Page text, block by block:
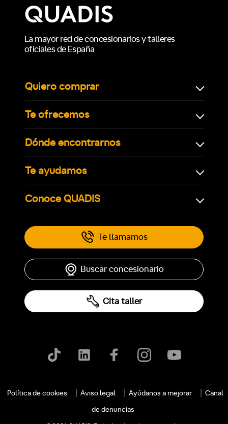
La mayor red de concesionarios y talleres
oficiales de España
Quiero comprar
Te ofrecemos
Dónde encontrarnos
Te ayudamos
Conoce QUADIS
Te llamamos
Buscar concesionario
Cita taller
Política de cookies Aviso legal Ayúdanos a mejorar Canal
de denuncias